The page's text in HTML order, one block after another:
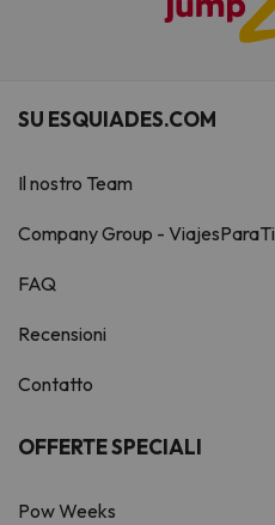
SU ESQUIADES.COM
Il nostro Team
Company Group - ViajesParaTi
FAQ
Recensioni
Contatto
OFFERTE SPECIALI
Pow Weeks